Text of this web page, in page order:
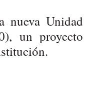
nueva Unidad
un proyecto